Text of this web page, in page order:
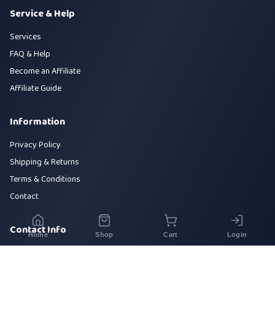
Service & Help
Services
FAQ & Help
Become an Affiliate
Affiliate Guide
Information
Privacy Policy
Shipping & Returns
Terms & Conditions
Contact
Contact Info
Home Shop Cart Login